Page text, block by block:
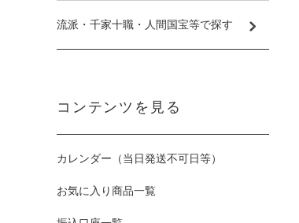
流派・千家十職・人間国宝等で探す
コンテンツを見る
カレンダー（当日発送不可日等）
お気に入り商品一覧